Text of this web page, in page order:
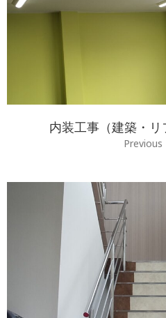
内装工事（建築・リ